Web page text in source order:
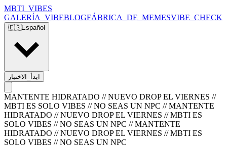
MBTI_VIBES
GALERÍA_VIBEBLOGFÁBRICA_DE_MEMESVIBE_CHECK
🇪🇸Español
ابدأ_الاختبار
MANTENTE HIDRATADO // NUEVO DROP EL VIERNES //
MBTI ES SOLO VIBES // NO SEAS UN NPC //MANTENTE
HIDRATADO // NUEVO DROP EL VIERNES // MBTI ES
SOLO VIBES // NO SEAS UN NPC //MANTENTE
HIDRATADO // NUEVO DROP EL VIERNES // MBTI ES
SOLO VIBES // NO SEAS UN NPC